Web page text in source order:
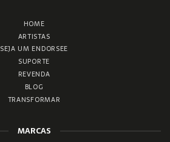
HOME
ARTISTAS
SEJA UM ENDORSEE
SUPORTE
REVENDA
BLOG
TRANSFORMAR
MARCAS